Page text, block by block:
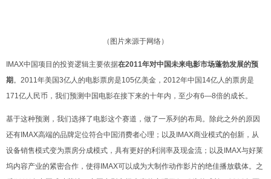
（图片来源于网络）
IMAX中国项目的投资逻辑主要依据在2011年对中国未来电影市场蓬勃发展的预
期。2011年美国3亿人的电影票房是105亿美金，2012年中国14亿人的票房是
171亿人民币，我们预测中国电影在接下来的十年内，至少有6—8倍的成长。
基于这种预测，我们选择了电影这个赛道，做了一系列的布局。除此之外的原因
还有IMAX高端的品牌定位符合中国消费者心理；以及IMAX商业模式的创新，从
设备销售模式变为票房分成模式，具有更好的利润率及现金流；以及IMAX与好莱
坞内容产业的紧密合作，使得IMAX可以成为大制作动作影片的绝佳播放载体。之